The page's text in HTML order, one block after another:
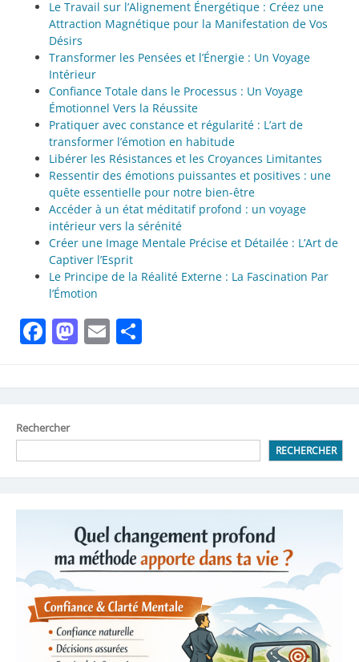
Le Travail sur l’Alignement Énergétique : Créez une
Attraction Magnétique pour la Manifestation de Vos
Désirs
Transformer les Pensées et l’Énergie : Un Voyage
Intérieur
Confiance Totale dans le Processus : Un Voyage
Émotionnel Vers la Réussite
Pratiquer avec constance et régularité : L’art de
transformer l’émotion en habitude
Libérer les Résistances et les Croyances Limitantes
Ressentir des émotions puissantes et positives : une
quête essentielle pour notre bien-être
Accéder à un état méditatif profond : un voyage
intérieur vers la sérénité
Créer une Image Mentale Précise et Détailée : L’Art de
Captiver l’Esprit
Le Principe de la Réalité Externe : La Fascination Par
l’Émotion
Facebook
Mastodon
Email
Rechercher
RECHERCHER